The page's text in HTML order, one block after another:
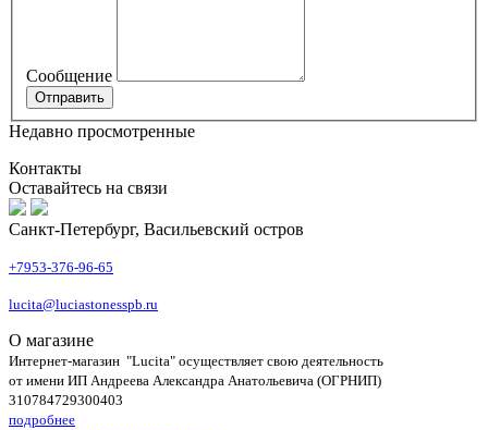
Сообщение
Недавно просмотренные
Контакты
Оставайтесь на связи
Санкт-Петербург, Васильевский остров
+7953-376-96-65
lucita@luciastonesspb.ru
О магазине
Интернет-магазин "Lucita" осуществляет свою деятельность
от имени ИП Андреева Александра Анатольевича (ОГРНИП)
310784729300403
подробнее